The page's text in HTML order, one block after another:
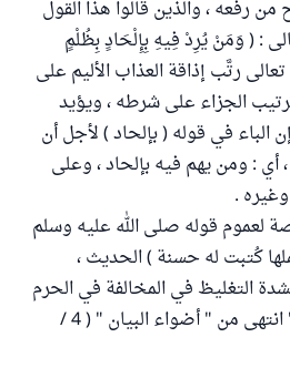
رفعه ، والذين قالوا هذا القول
: ( وَمَنْ يُرِدْ فِيهِ بِإِلْحَادٍ بِظُلْمٍ
رتَّب إذاقة العذاب الأليم على
ترتيب الجزاء على شرطه ، ويؤيد
في قوله ( بإلحاد ) لأجل أن
أي : ومن يهم فيه بإلحاد ، وعلى
.
لعموم قوله صلى الله عليه وسلم
كُتبت له حسنة ) الحديث ،
التغليظ في المخالفة في الحرم
المكي ، ووجه هذا ظاهر " انتهى من " أضواء البيان " ( 4 /